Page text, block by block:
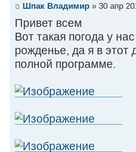
Шпак Владимир » 30 апр
Привет всем
Вот такая погода у
рожденье, да я в этот
полной программе.